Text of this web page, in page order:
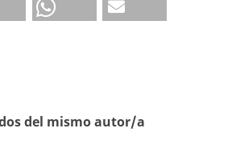
del mismo autor/a